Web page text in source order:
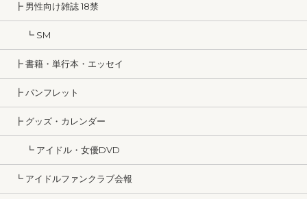
┣ 男性向け雑誌 18禁
┗ SM
┣ 書籍・単行本・エッセイ
┣ パンフレット
┣ グッズ・カレンダー
┗ アイドル・女優DVD
┗ アイドルファンクラブ会報